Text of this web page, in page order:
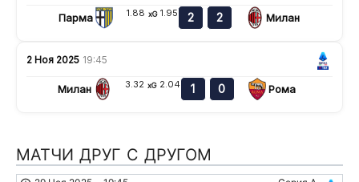
Парма 1.88 xG 1.95 2 2 Милан
2 Ноя 2025 19:45
Милан 3.32 xG 2.04 1 0 Рома
МАТЧИ ДРУГ С ДРУГОМ